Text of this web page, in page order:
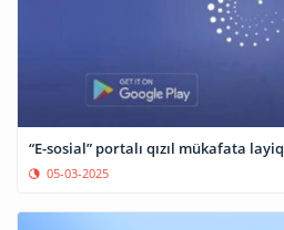
“E-sosial” portalı qızıl mükafata
05-03-2025